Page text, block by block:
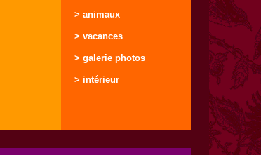
> animaux
> vacances
> galerie photos
> intérieur